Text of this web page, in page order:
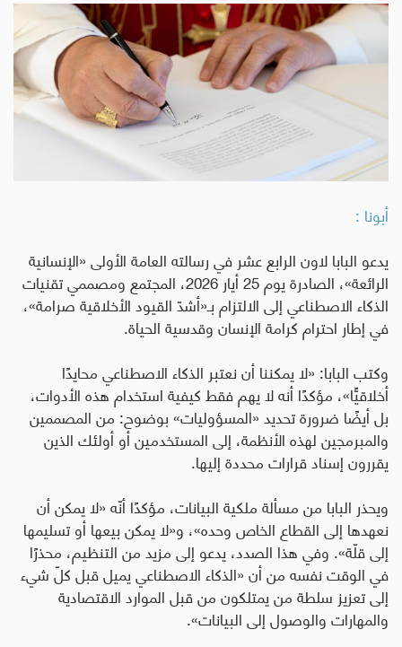
أبونا :
يدعو البابا لاون الرابع عشر في رسالته العامة الأولى «الإنسانية
الرائعة»، الصادرة يوم 25 أيار 2026، المجتمع ومصممي تقنيات
الذكاء الاصطناعي إلى الالتزام بـ«أشدّ القيود الأخلاقية صرامة»،
في إطار احترام كرامة الإنسان وقدسية الحياة.
وكتب البابا: «لا يمكننا أن نعتبر الذكاء الاصطناعي محايدًا
أخلاقيًّا»، مؤكدًا أنه لا يهم فقط كيفية استخدام هذه الأدوات،
بل أيضًا ضرورة تحديد «المسؤوليات» بوضوح: من المصممين
والمبرمجين لهذه الأنظمة، إلى المستخدمين أو أولئك الذين
يقررون إسناد قرارات محددة إليها.
ويحذر البابا من مسألة ملكية البيانات، مؤكدًا أنّه «لا يمكن أن
نعهدها إلى القطاع الخاص وحده»، و«لا يمكن بيعها أو تسليمها
إلى قلّة». وفي هذا الصدد، يدعو إلى مزيد من التنظيم، محذرًا
في الوقت نفسه من أن «الذكاء الاصطناعي يميل قبل كلّ شيء
إلى تعزيز سلطة من يمتلكون من قبل الموارد الاقتصادية
والمهارات والوصول إلى البيانات».